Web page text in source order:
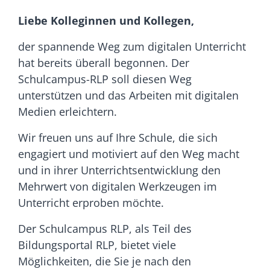
Liebe Kolleginnen und Kollegen,
der spannende Weg zum digitalen Unterricht
hat bereits überall begonnen. Der
Schulcampus-RLP soll diesen Weg
unterstützen und das Arbeiten mit digitalen
Medien erleichtern.
Wir freuen uns auf Ihre Schule, die sich
engagiert und motiviert auf den Weg macht
und in ihrer Unterrichtsentwicklung den
Mehrwert von digitalen Werkzeugen im
Unterricht erproben möchte.
Der Schulcampus RLP, als Teil des
Bildungsportal RLP, bietet viele
Möglichkeiten, die Sie je nach den